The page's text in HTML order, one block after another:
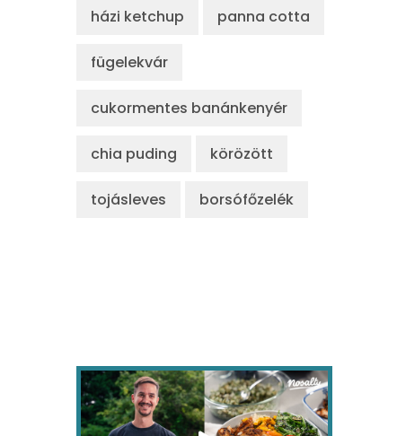
házi ketchup panna cotta
fügelekvár
cukormentes banánkenyér
chia puding körözött
tojásleves borsófőzelék